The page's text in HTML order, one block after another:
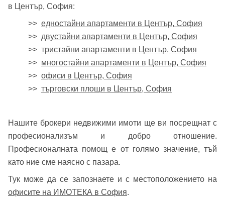
в Център, София:
>> едностайни апартаменти в Център, София
>> двустайни апартаменти в Център, София
>> тристайни апартаменти в Център, София
>> многостайни апартаменти в Център, София
>> офиси в Център, София
>> търговски площи в Център, София
Нашите брокери недвижими имоти ще ви посрещнат с
професионализъм и добро отношение.
Професионалната помощ е от голямо значение, тъй
като ние сме наясно с пазара.
Тук може да се запознаете и с местоположението на
офисите на ИМОТЕКА в София.